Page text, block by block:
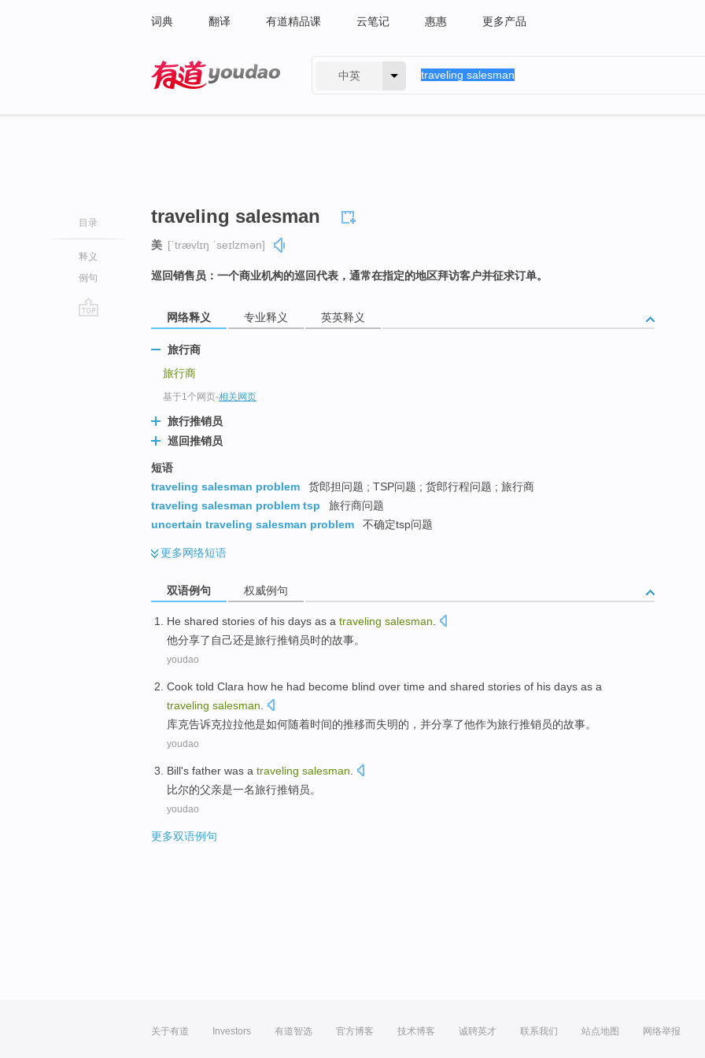
词典 翻译 有道精品课 云笔记 惠惠 更多产品
中英
目录
释义
例句
traveling salesman
美 [ˈtrævlɪŋ ˈseɪlzmən]
巡回销售员：一个商业机构的巡回代表，通常在指定的地区拜访客户并征求订单。
网络释义 专业释义 英英释义
旅行商
旅行商
基于1个网页-相关网页
旅行推销员
巡回推销员
短语
traveling salesman problem
货郎担问题 ; TSP问题 ; 货郎行程问题 ; 旅行商
traveling salesman problem tsp
旅行商问题
uncertain traveling salesman problem
不确定tsp问题
更多网络短语
双语例句 权威例句
He shared stories of his days as a traveling salesman.
他分享了 自己还是旅行推销员时的故事。
youdao
Cook told Clara how he had become blind over time and shared stories of his days as a
traveling salesman
库克告诉克拉拉他是如何随着时间的推移而失明的， 并分享了他作为旅行推销员的故事。
youdao
Bill's father was a traveling salesman
比尔的父亲是一名旅行推销员。
youdao
更多双语例句
关于有道 Investors 有道智选 官方博客 技术博客 诚聘英才 联系我们 站点地图 网络举报